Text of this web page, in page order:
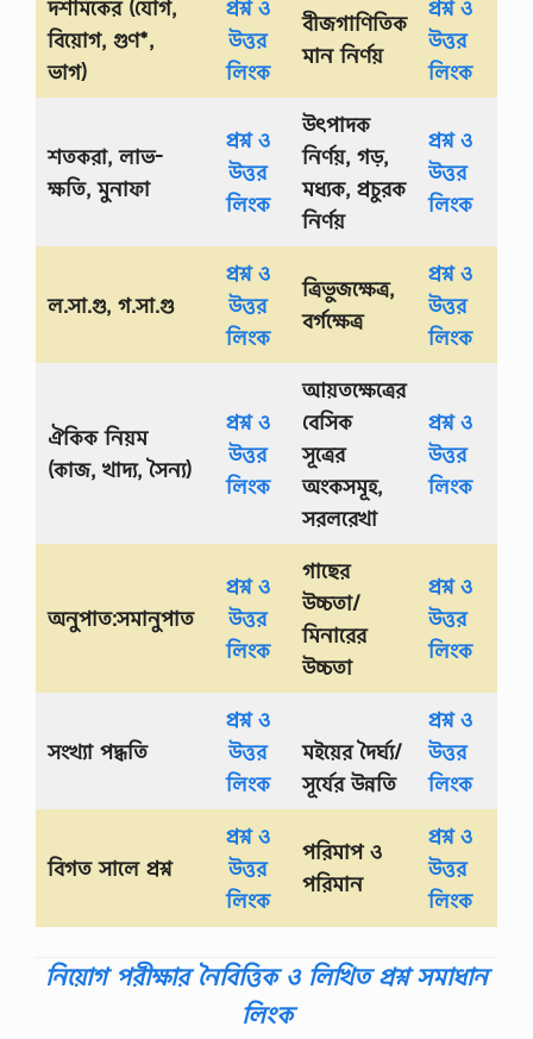
দশমিকের (যোগ,
বিয়োগ, গুণ*,
ভাগ)
প্রশ্ন ও
উত্তর
লিংক
বীজগাণিতিক
মান নির্ণয়
প্রশ্ন ও
উত্তর
লিংক
শতকরা, লাভ-
ক্ষতি, মুনাফা
প্রশ্ন ও
উত্তর
লিংক
উৎপাদক
নির্ণয়, গড়,
মধ্যক, প্রচুরক
নির্ণয়
প্রশ্ন ও
উত্তর
লিংক
ল.সা.গু, গ.সা.গু
প্রশ্ন ও
উত্তর
লিংক
ত্রিভুজক্ষেত্র,
বর্গক্ষেত্র
প্রশ্ন ও
উত্তর
লিংক
ঐকিক নিয়ম
(কাজ, খাদ্য, সৈন্য)
প্রশ্ন ও
উত্তর
লিংক
আয়তক্ষেত্রের
বেসিক
সূত্রের
অংকসমূহ,
সরলরেখা
প্রশ্ন ও
উত্তর
লিংক
অনুপাত:সমানুপাত
প্রশ্ন ও
উত্তর
লিংক
গাছের
উচ্চতা/
মিনারের
উচ্চতা
প্রশ্ন ও
উত্তর
লিংক
সংখ্যা পদ্ধতি
প্রশ্ন ও
উত্তর
লিংক
মইয়ের দৈর্ঘ্য/
সূর্যের উন্নতি
প্রশ্ন ও
উত্তর
লিংক
বিগত সালে প্রশ্ন
প্রশ্ন ও
উত্তর
লিংক
পরিমাপ ও
পরিমান
প্রশ্ন ও
উত্তর
লিংক
নিয়োগ পরীক্ষার নৈবিত্তিক ও লিখিত প্রশ্ন সমাধান
লিংক